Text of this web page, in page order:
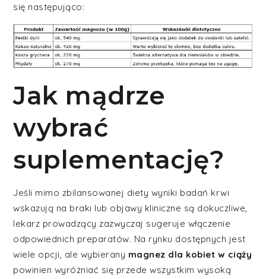
się następująco:
Jak mądrze
wybrać
suplementację?
Jeśli mimo zbilansowanej diety wyniki badań krwi
wskazują na braki lub objawy kliniczne są dokuczliwe,
lekarz prowadzący zazwyczaj sugeruje włączenie
odpowiednich preparatów. Na rynku dostępnych jest
wiele opcji, ale wybierany magnez dla kobiet w ciąży
powinien wyróżniać się przede wszystkim wysoką